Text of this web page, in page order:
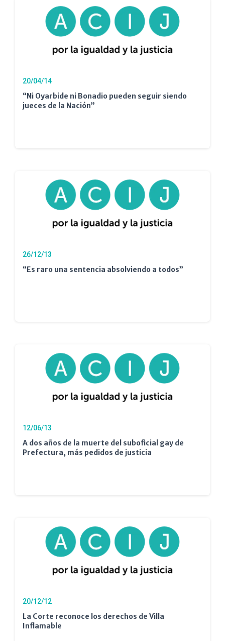
20/04/14
“Ni Oyarbide ni Bonadio pueden seguir siendo
jueces de la Nación”
26/12/13
“Es raro una sentencia absolviendo a todos”
12/06/13
A dos años de la muerte del suboficial gay de
Prefectura, más pedidos de justicia
20/12/12
La Corte reconoce los derechos de Villa
Inflamable